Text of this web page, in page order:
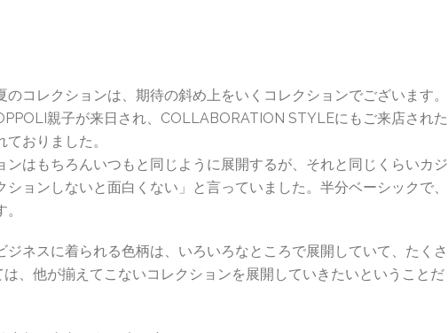
コレクションは、期待の斜め上をいくコレクションでございます。
親子が来日され、COLLABORATION STYLEにもご来店された
おりました。
ンはもちろんいつもと同じように展開するが、それと同じくらいカジ
ョンしないと面白くない」と言っていました。半分ベーシックで、
ネスに着られる色柄は、いろいろなところで展開していて、たくさ
、他が揃えてこないコレクションを展開していきたいということだ